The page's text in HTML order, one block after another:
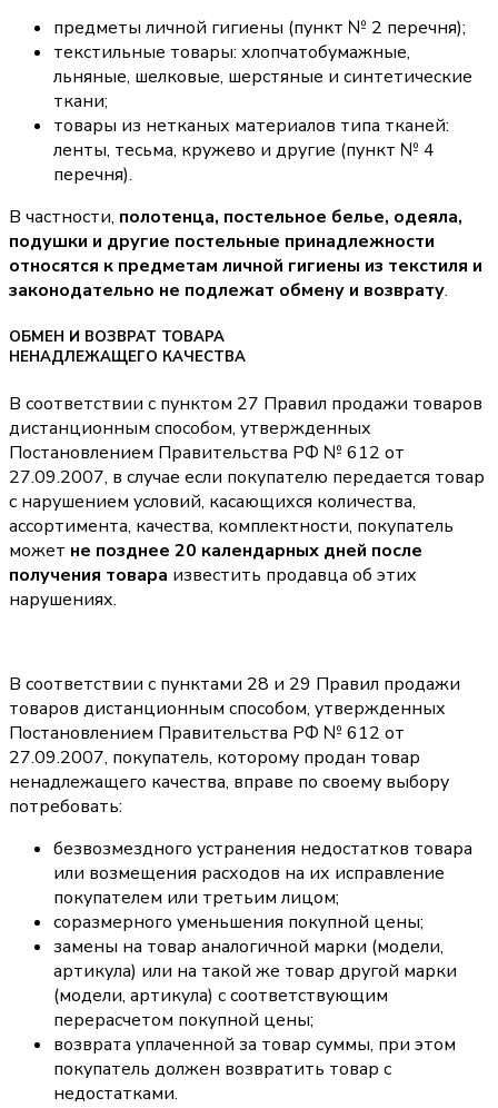
предметы личной гигиены (пункт № 2 перечня);
текстильные товары: хлопчатобумажные,
льняные, шелковые, шерстяные и синтетические
ткани;
товары из нетканых материалов типа тканей:
ленты, тесьма, кружево и другие (пункт № 4
перечня).
В частности, полотенца, постельное белье, одеяла,
подушки и другие постельные принадлежности
относятся к предметам личной гигиены из текстиля и
законодательно не подлежат обмену и возврату.
ОБМЕН И ВОЗВРАТ ТОВАРА
НЕНАДЛЕЖАЩЕГО КАЧЕСТВА
В соответствии с пунктом 27 Правил продажи товаров
дистанционным способом, утвержденных
Постановлением Правительства РФ № 612 от
27.09.2007, в случае если покупателю передается товар
с нарушением условий, касающихся количества,
ассортимента, качества, комплектности, покупатель
может не позднее 20 календарных дней после
получения товара известить продавца об этих
нарушениях.
В соответствии с пунктами 28 и 29 Правил продажи
товаров дистанционным способом, утвержденных
Постановлением Правительства РФ № 612 от
27.09.2007, покупатель, которому продан товар
ненадлежащего качества, вправе по своему выбору
потребовать:
безвозмездного устранения недостатков товара
или возмещения расходов на их исправление
покупателем или третьим лицом;
соразмерного уменьшения покупной цены;
замены на товар аналогичной марки (модели,
артикула) или на такой же товар другой марки
(модели, артикула) с соответствующим
перерасчетом покупной цены;
возврата уплаченной за товар суммы, при этом
покупатель должен возвратить товар с
недостатками.